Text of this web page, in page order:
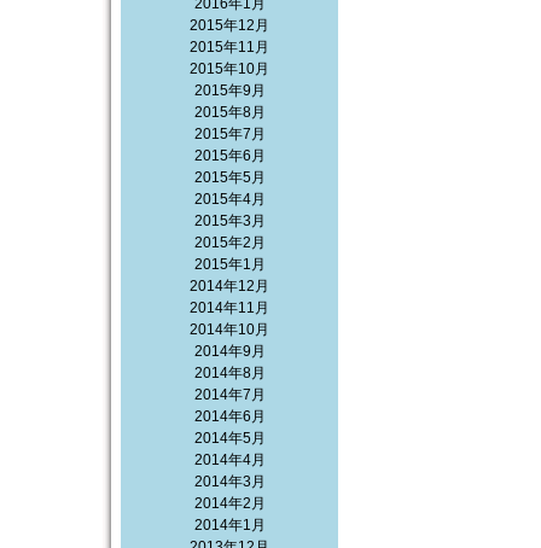
2016年1月
2015年12月
2015年11月
2015年10月
2015年9月
2015年8月
2015年7月
2015年6月
2015年5月
2015年4月
2015年3月
2015年2月
2015年1月
2014年12月
2014年11月
2014年10月
2014年9月
2014年8月
2014年7月
2014年6月
2014年5月
2014年4月
2014年3月
2014年2月
2014年1月